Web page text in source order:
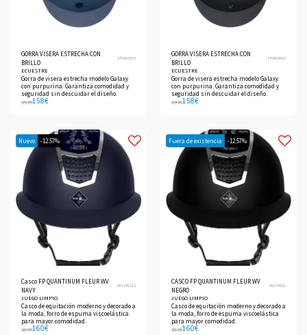
GORRA VISERA ESTRECHA CON
BRILLO
ETW02003
ECUESTRE
Gorra de visera estrecha modelo Galaxy
con purpurina. Garantiza comodidad y
seguridad sin descuidar el diseño.
193€158€
GORRA VISERA ESTRECHA CON
BRILLO
ETW02003
ECUESTRE
Gorra de visera estrecha modelo Galaxy
con purpurina. Garantiza comodidad y
seguridad sin descuidar el diseño.
193€158€
Nuevo -12.57%
Casco FP QUANTINUM FLEUR WV
NAVY
051341212
JUEGO LIMPIO
Casco de equitación moderno y decorado a
la moda, forro de espuma viscoelástica
para mayor comodidad.
183€160€
Fuera de existencia -12.57%
CASCO FP QUANTINUM FLEUR WV
NEGRO
05134101
JUEGO LIMPIO
Casco de equitación moderno y decorado a
la moda, forro de espuma viscoelástica
para mayor comodidad.
183€160€